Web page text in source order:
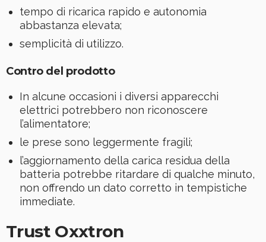
tempo di ricarica rapido e autonomia
abbastanza elevata;
semplicità di utilizzo.
Contro del prodotto
In alcune occasioni i diversi apparecchi
elettrici potrebbero non riconoscere
l’alimentatore;
le prese sono leggermente fragili;
l’aggiornamento della carica residua della
batteria potrebbe ritardare di qualche minuto,
non offrendo un dato corretto in tempistiche
immediate.
Trust Oxxtron